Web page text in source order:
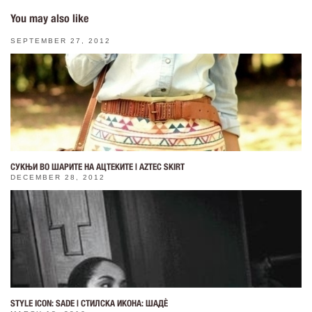
You may also like
SEPTEMBER 27, 2012
СУКЊИ ВО ШАРИТЕ НА АЦТЕКИТЕ | AZTEC SKIRT
DECEMBER 28, 2012
STYLE ICON: SADE | СТИЛСКА ИКОНА: ШАДЀ